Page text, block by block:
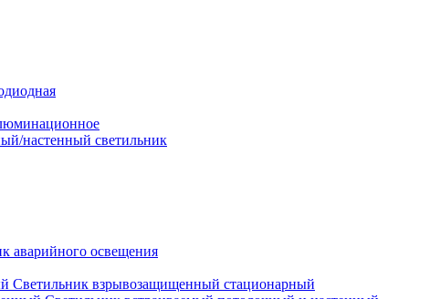
настенный светильник
аварийного освещения
Светильник взрывозащищенный стационарный